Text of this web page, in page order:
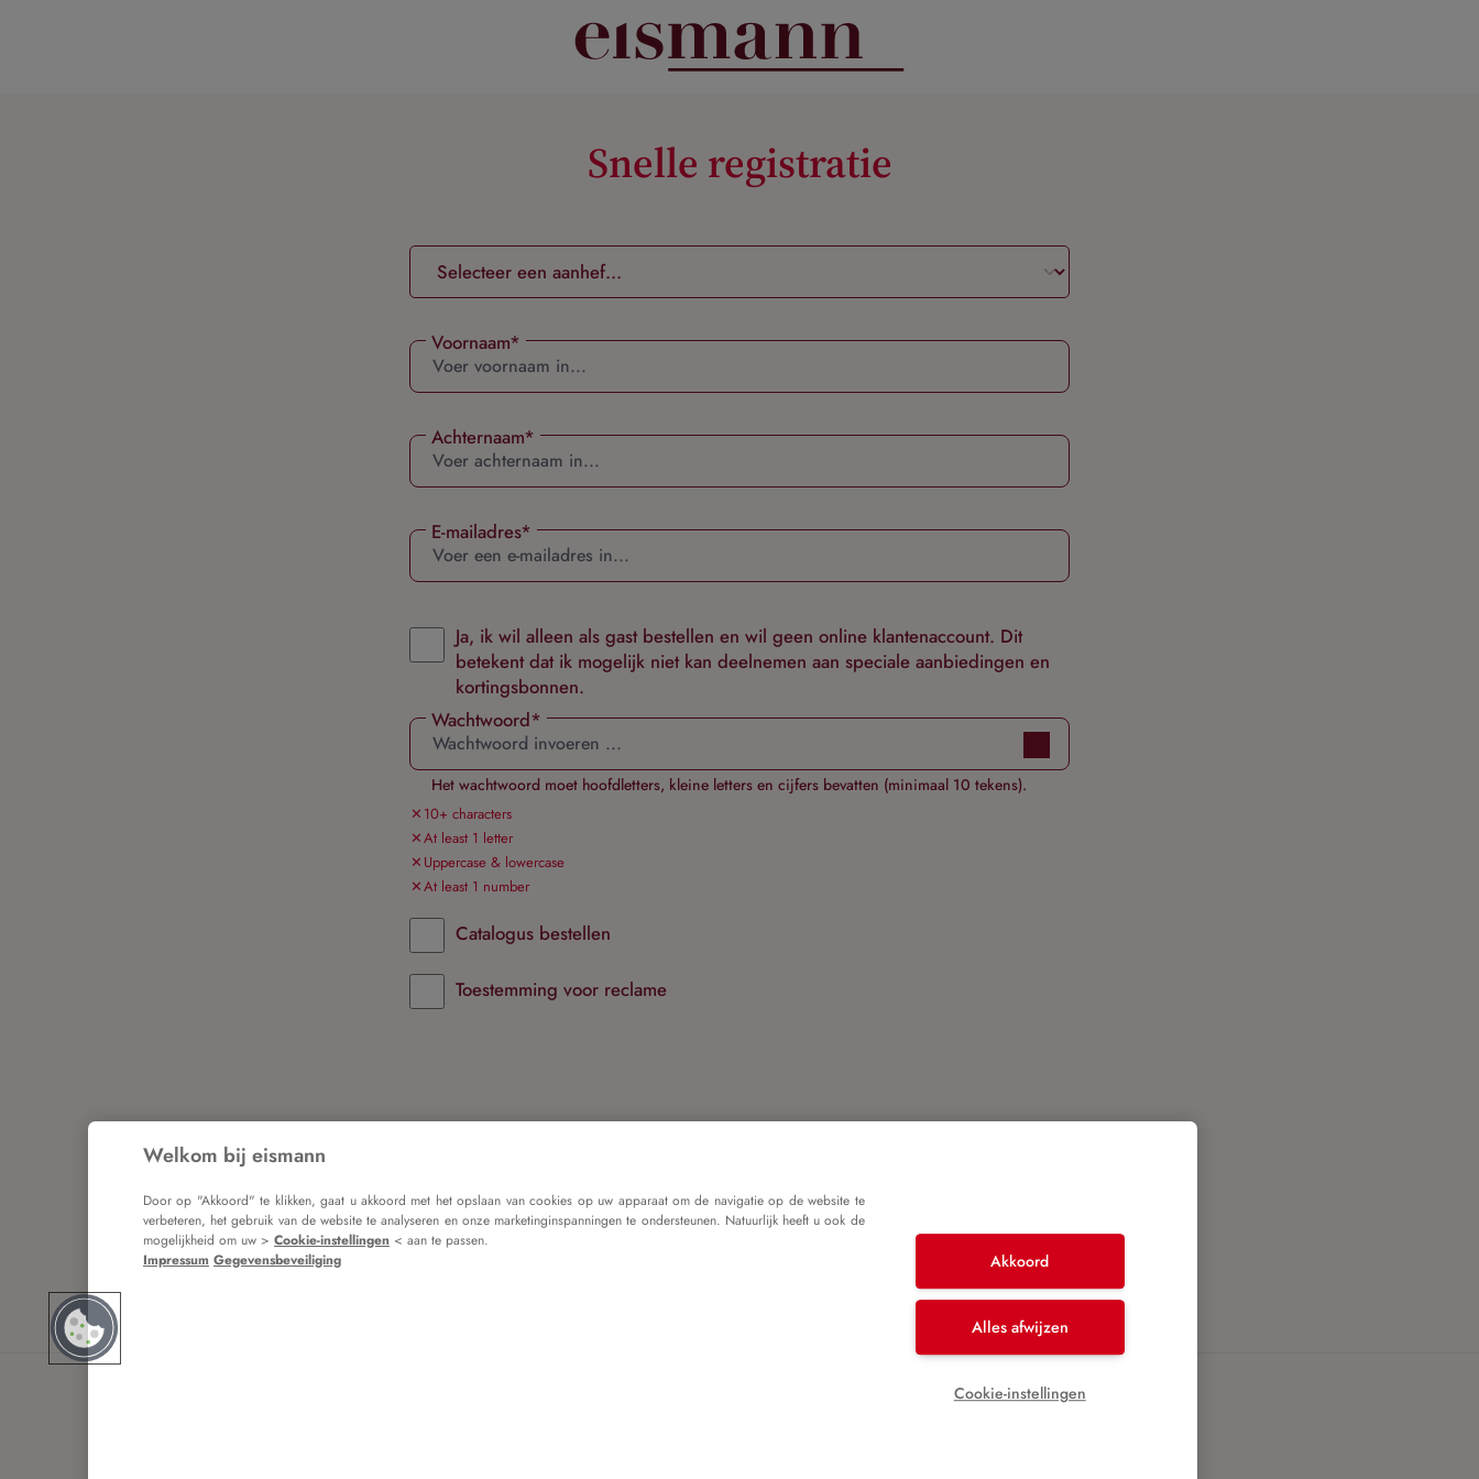
Snelle registratie
Voornaam*
Achternaam*
E-mailadres*
Ja, ik wil alleen als gast bestellen en wil geen online klantenaccount. Dit
betekent dat ik mogelijk niet kan deelnemen aan speciale aanbiedingen en
kortingsbonnen.
Wachtwoord*
Het wachtwoord moet hoofdletters, kleine letters en cijfers bevatten (minimaal 10 tekens).
10+ characters
At least 1 letter
Uppercase & lowercase
At least 1 number
Catalogus bestellen
Toestemming voor reclame
onze
algemene voorwaarden heeft geaccepteerd.
Gegevensbeveiliging
Welkom bij eismann
Door op "Akkoord" te klikken, gaat u akkoord met het opslaan van cookies op uw apparaat om de navigatie op de website te
verbeteren, het gebruik van de website te analyseren en onze marketinginspanningen te ondersteunen. Natuurlijk heeft u ook de
mogelijkheid om uw > Cookie-instellingen < aan te passen.
Impressum Gegevensbeveiliging Akkoord
Alles afwijzen
Cookie-instellingen